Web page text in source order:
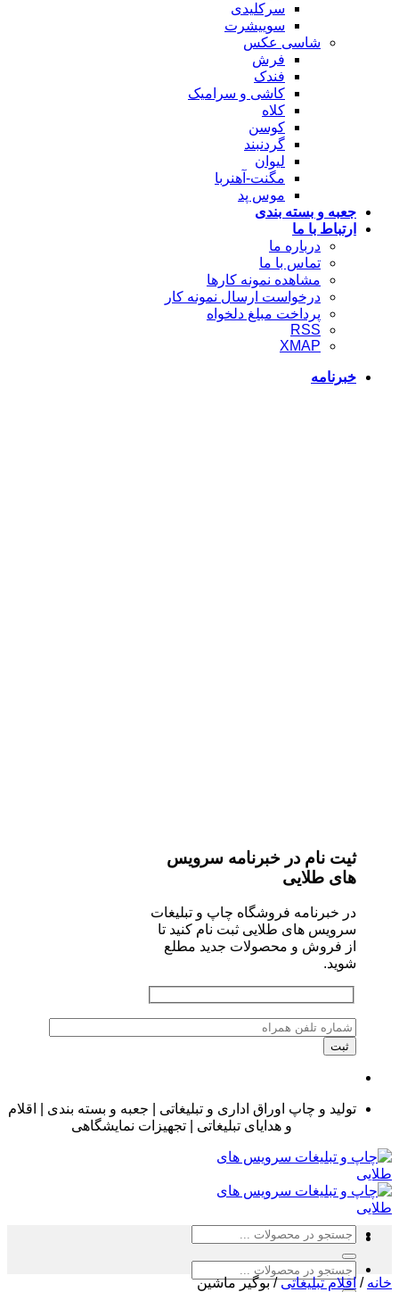
سرکلیدی
سوییشرت
شاسی عکس
فرش
فندک
کاشی و سرامیک
کلاه
کوسن
گردنبند
لیوان
مگنت-آهنربا
موس پد
جعبه و بسته بندی
ارتباط با ما
درباره ما
تماس با ما
مشاهده نمونه کارها
درخواست ارسال نمونه کار
پرداخت مبلغ دلخواه
RSS
XMAP
خبرنامه
ثیت نام در خبرنامه سرویس
های طلایی
در خبرنامه فروشگاه چاپ و تبلیغات
سرویس های طلایی ثبت نام کنید تا
از فروش و محصولات جدید مطلع
شوید.
تولید و چاپ اوراق اداری و تبلیغاتی | جعبه و بسته بندی | اقلام
و هدایای تبلیغاتی | تجهیزات نمایشگاهی
جستجو
برای:
جستجو
خانه / اقلام تبلیغاتی /بوگیر ماشین